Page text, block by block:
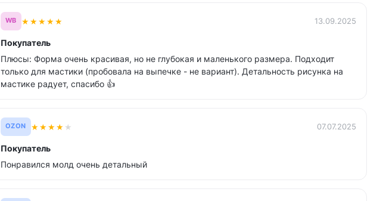
WB ★★★★★ 13.09.2025
Покупатель
Плюсы: Форма очень красивая, но не глубокая и маленького размера. Подходит
только для мастики (пробовала на выпечке - не вариант). Детальность рисунка на
мастике радует, спасибо 👍
OZON ★★★★ ★ 07.07.2025
Покупатель
Понравился молд очень детальный